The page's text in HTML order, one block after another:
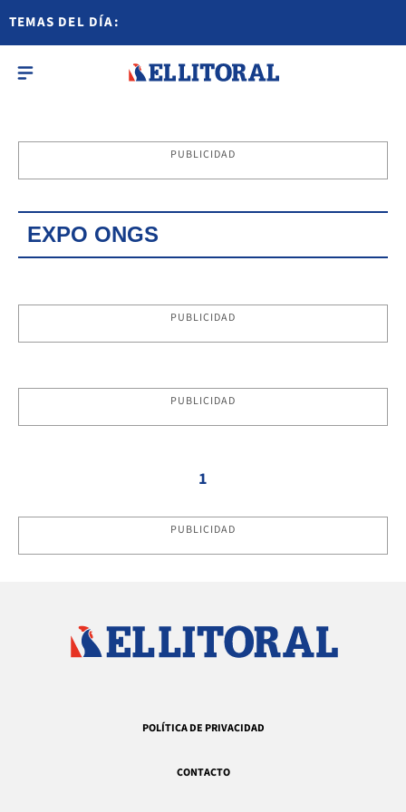
TEMAS DEL DÍA:
PUBLICIDAD
EXPO ONGS
PUBLICIDAD
PUBLICIDAD
1
PUBLICIDAD
POLÍTICA DE PRIVACIDAD
CONTACTO